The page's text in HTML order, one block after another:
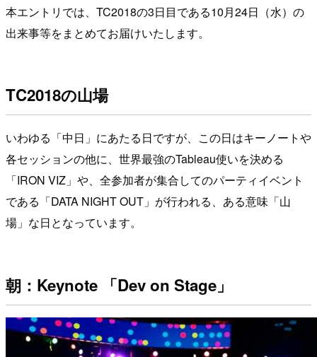
本エントリでは、TC2018の3日目である10月24日（水）の
出来事等をまとめてお届けいたします。
TC2018の山場
いわゆる「中日」にあたる日ですが、この日はキーノートや
各セッションの他に、世界最強のTableau使いを決める
「IRON VIZ」や、全参加者が集合してのパーティイベント
である「DATA NIGHT OUT」が行われる、ある意味「山
場」な日となっています。
朝：Keynote 「Dev on Stage」